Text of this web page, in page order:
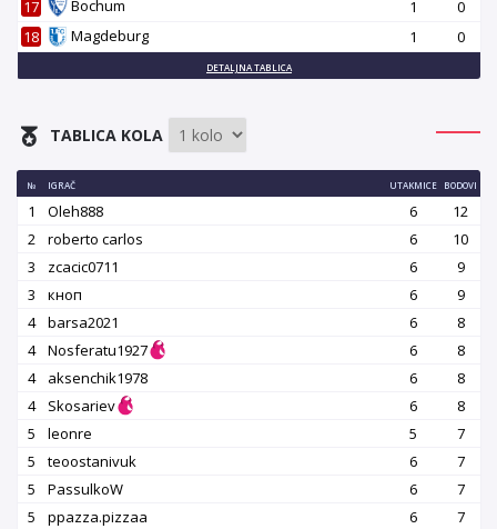
17
Bochum 1
0
18
Magdeburg 1 0
DETALJNA TABLICA
TABLICA KOLA
№ IGRAČ UTAKMICE BODOVI
1 Oleh888 6
12
2
roberto carlos 6
10
3
zcacic0711 6
9
3
кноп 6
9
4
barsa2021 6
8
4
Nosferatu1927 6
8
4
aksenchik1978 6
8
4
Skosariev 6
8
5
leonre 5
7
5
teoostanivuk 6
7
5
PassulkoW 6
7
5
ppazza.pizzaa 6
7